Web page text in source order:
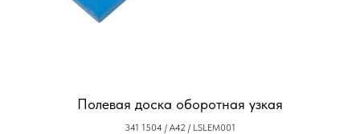
Полевая доска оборотная узкая
341 1504 / A42 / LSLEM001